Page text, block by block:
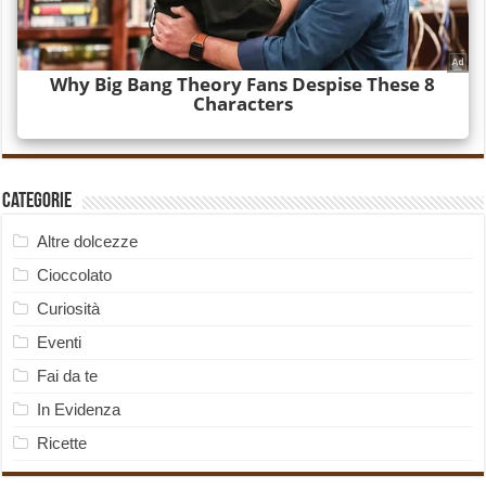
Categorie
Altre dolcezze
Cioccolato
Curiosità
Eventi
Fai da te
In Evidenza
Ricette